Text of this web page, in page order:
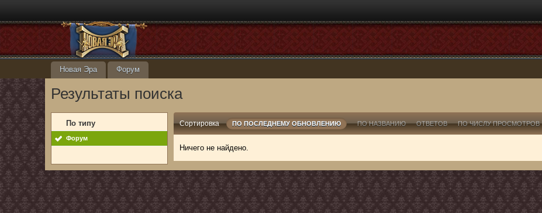
Новая Эра Форум
Результаты поиска
По типу
Форум
Сортировка ПО ПОСЛЕДНЕМУ ОБНОВЛЕНИЮ ПО НАЗВАНИЮ ОТВЕТОВ ПО ЧИСЛУ ПРОСМОТРОВ
Ничего не найдено.